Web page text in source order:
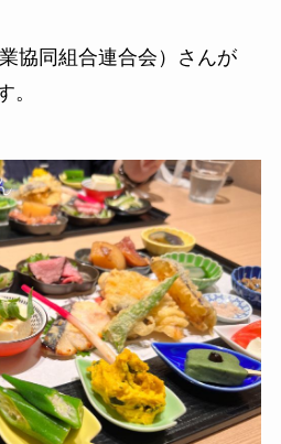
協同組合連合会）さんが
。